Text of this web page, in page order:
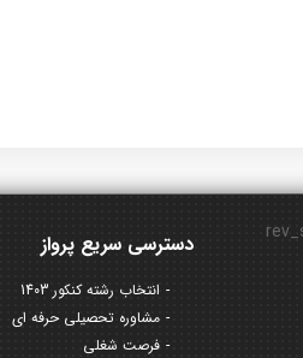
دسترسی سریع پرواز
انتخاب رشته کنکور 1403
مشاوره تحصیلی حرفه ای
فرصت شغلی